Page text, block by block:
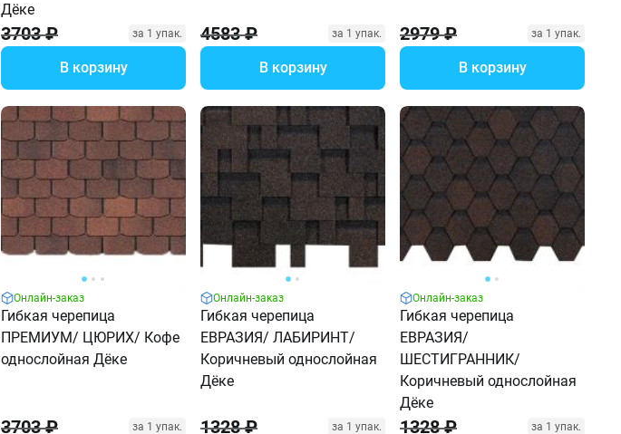
Дёке
3703 ₽ за 1 упак.
В корзину
4583 ₽ за 1 упак.
В корзину
2979 ₽ за 1 упак.
В корзину
Онлайн-заказ
Гибкая черепица
ПРЕМИУМ/ ЦЮРИХ/ Кофе
однослойная Дёке
3703 ₽ за 1 упак.
Онлайн-заказ
Гибкая черепица
ЕВРАЗИЯ/ ЛАБИРИНТ/
Коричневый однослойная
Дёке
1328 ₽ за 1 упак.
Онлайн-заказ
Гибкая черепица
ЕВРАЗИЯ/
ШЕСТИГРАННИК/
Коричневый однослойная
Дёке
1328 ₽ за 1 упак.